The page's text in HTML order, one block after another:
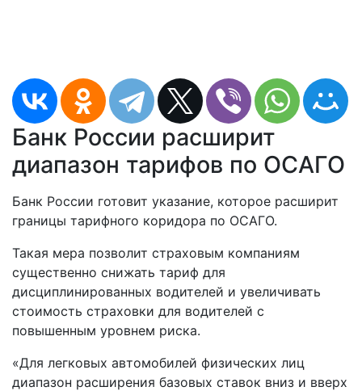
Банк России расширит
диапазон тарифов по ОСАГО
Банк России готовит указание, которое расширит
границы тарифного коридора по ОСАГО.
Такая мера позволит страховым компаниям
существенно снижать тариф для
дисциплинированных водителей и увеличивать
стоимость страховки для водителей с
повышенным уровнем риска.
«Для легковых автомобилей физических лиц
диапазон расширения базовых ставок вниз и вверх